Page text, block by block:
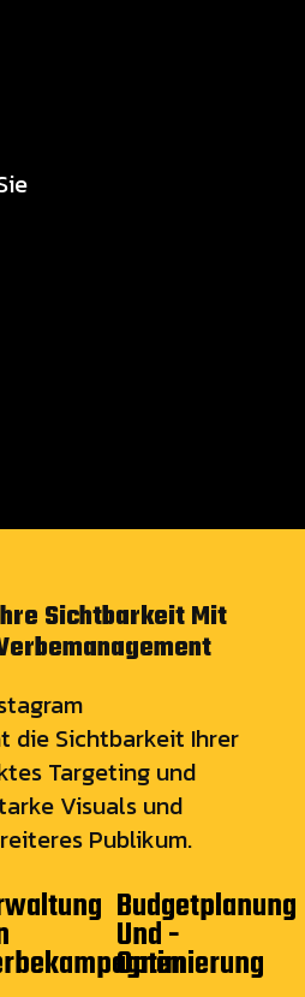
Sichtbarkeit Mit
die Sichtbarkeit Ihrer
Targeting und
Visuals und
Publikum.
Budgetplanung
Und -
Optimierung